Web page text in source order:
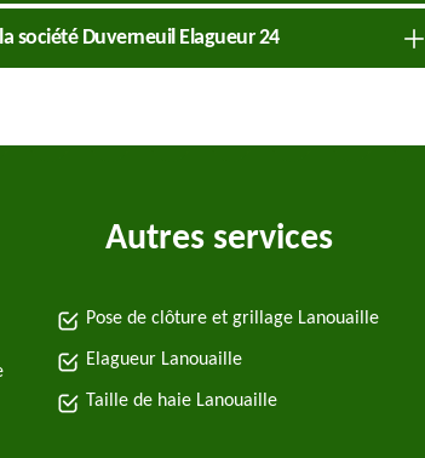
société Duverneuil Elagueur 24
Autres services
Pose de clôture et grillage Lanouaille
Elagueur Lanouaille
Taille de haie Lanouaille